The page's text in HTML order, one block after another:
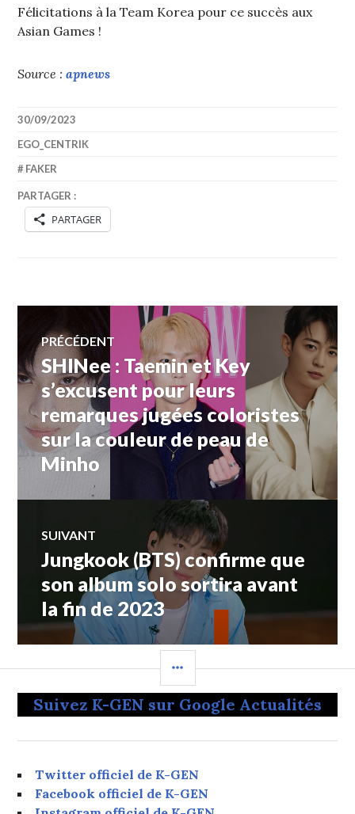
Félicitations à la Team Korea pour ce succès aux
Asian Games !
Source :apnews
30/09/2023
EGO_CENTRIK
FAKER
PARTAGER :
PARTAGER
Navigation
de
l’article
PRÉCÉDENT
Article
précédent :
SHINee : Taemin et Key
s’excusent pour leurs
remarques jugées coloristes
sur la couleur de peau de
Minho
SUIVANT
Article
Suivant:
Jungkook (BTS) confirme que
son album solo sortira avant
la fin de 2023
LATÉRALE
Suivez K-GEN sur Google Actualités
Twitter officiel de K-GEN
Facebook officiel de K-GEN